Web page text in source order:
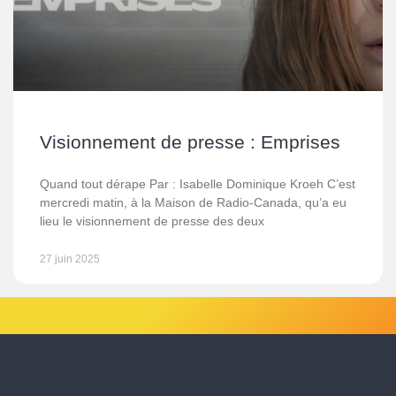
Visionnement de presse : Emprises
Quand tout dérape Par : Isabelle Dominique Kroeh C’est
mercredi matin, à la Maison de Radio-Canada, qu’a eu
lieu le visionnement de presse des deux
27 juin 2025